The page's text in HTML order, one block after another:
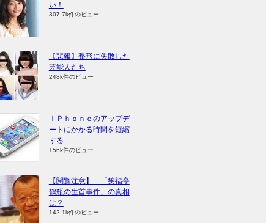
い！
307.7k件のビュー
【悲報】整形に失敗した
芸能人たち
248k件のビュー
ｉＰｈｏｎｅのアップデ
ートにかかる時間を短縮
する
156k件のビュー
【閲覧注意】 「笑福亭
鶴瓶の生首事件」の真相
は？
142.1k件のビュー